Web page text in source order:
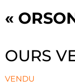
«
OURS
VENDU